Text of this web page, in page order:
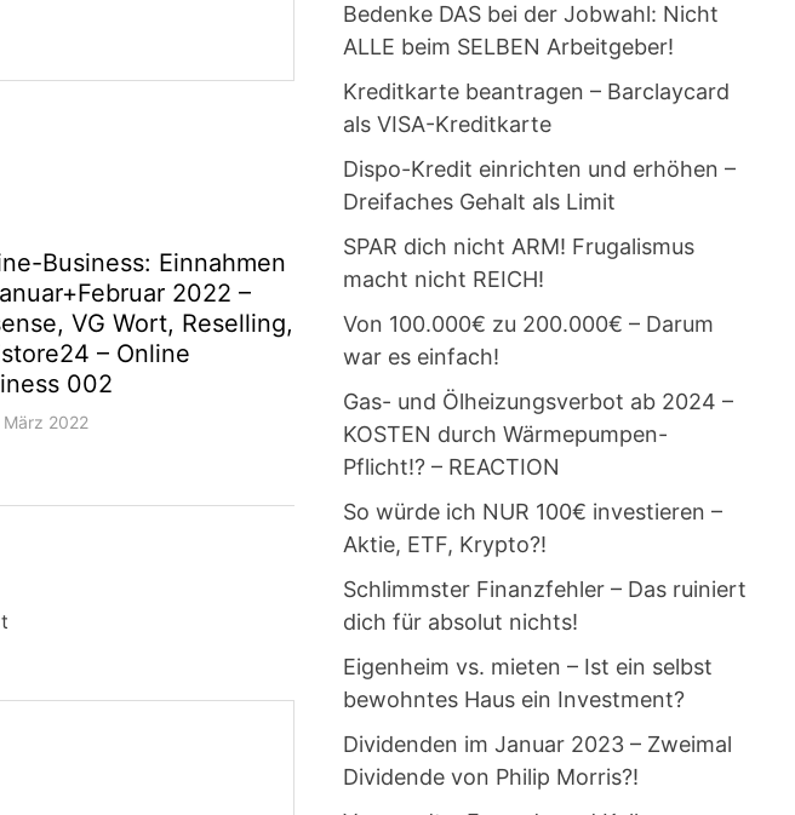
Business: Einnahmen
2022 –
VG Wort, Reselling,
– Online
002
März 2022
Bedenke DAS bei der Jobwahl: Nicht
ALLE beim SELBEN Arbeitgeber!
Kreditkarte beantragen – Barclaycard
als VISA-Kreditkarte
Dispo-Kredit einrichten und erhöhen –
Dreifaches Gehalt als Limit
SPAR dich nicht ARM! Frugalismus
macht nicht REICH!
Von 100.000€ zu 200.000€ – Darum
war es einfach!
Gas- und Ölheizungsverbot ab 2024 –
KOSTEN durch Wärmepumpen-
Pflicht!? – REACTION
So würde ich NUR 100€ investieren –
Aktie, ETF, Krypto?!
Schlimmster Finanzfehler – Das ruiniert
dich für absolut nichts!
Eigenheim vs. mieten – Ist ein selbst
bewohntes Haus ein Investment?
Dividenden im Januar 2023 – Zweimal
Dividende von Philip Morris?!